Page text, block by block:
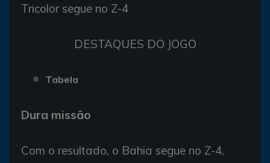
Tricolor segue no Z-4
DESTAQUES DO JOGO
Tabela
Dura missão
Com o resultado, o Bahia segue no Z-4,